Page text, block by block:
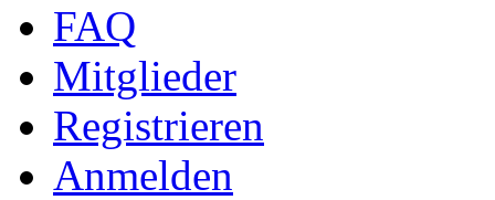
FAQ
Mitglieder
Registrieren
Anmelden